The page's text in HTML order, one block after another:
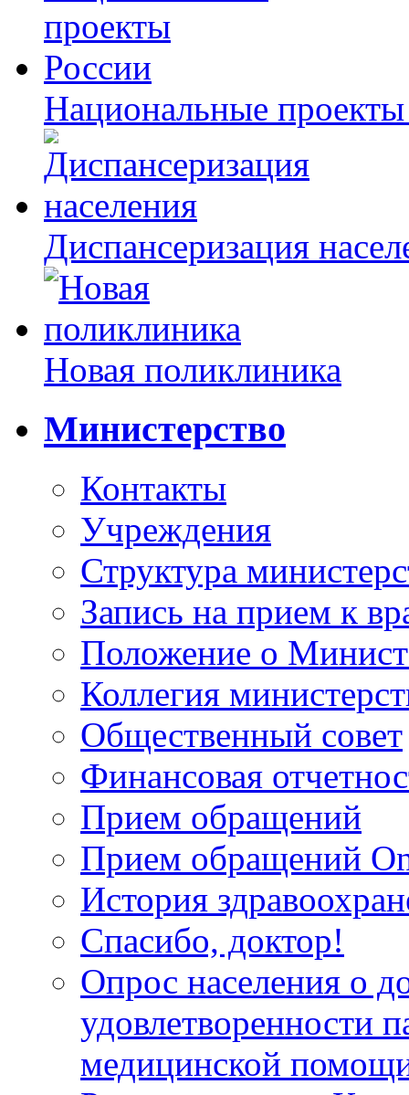
Национальные
Диспансеризация
Новая поликлиника
Министерство
Контакты
Учреждения
Структура
Запись на прием к
Положение о
Коллегия
Общественный совет
Финансовая
Прием обращений
Прием обращений
История
Спасибо, доктор!
Опрос населения о
удовлетворенности
медицинской